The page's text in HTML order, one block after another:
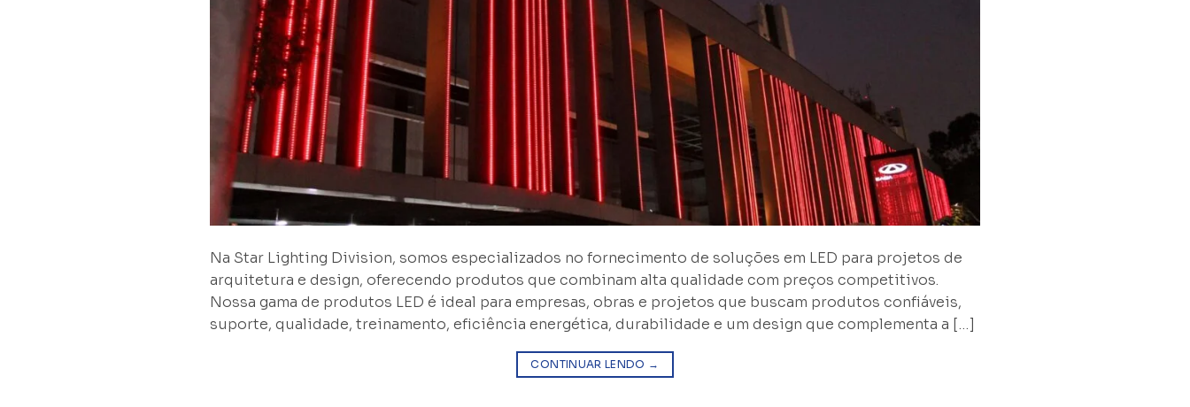
Na Star Lighting Division, somos especializados no fornecimento de soluções em LED para projetos de
arquitetura e design, oferecendo produtos que combinam alta qualidade com preços competitivos.
Nossa gama de produtos LED é ideal para empresas, obras e projetos que buscam produtos confiáveis,
suporte, qualidade, treinamento, eficiência energética, durabilidade e um design que complementa a […]
CONTINUAR LENDO →